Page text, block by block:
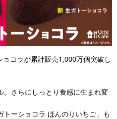
コラが累計販売1,000万個突破し
。さらにしっとり食感に生まれ変
ーショコラ ほんのりいちご」も